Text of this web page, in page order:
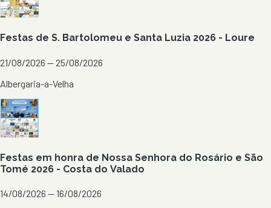
Festas de S. Bartolomeu e Santa Luzia 2026 - Loure
21/08/2026 — 25/08/2026
Albergaria-a-Velha
Festas em honra de Nossa Senhora do Rosário e São
Tomé 2026 - Costa do Valado
14/08/2026 — 16/08/2026